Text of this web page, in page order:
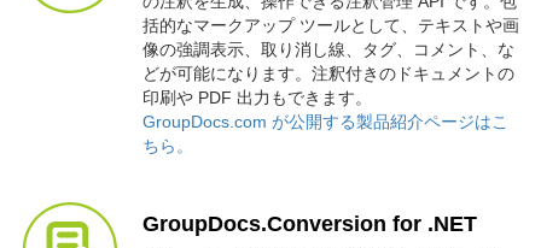
括的なマークアップ ツールとして、テキストや画
像の強調表示、取り消し線、タグ、コメント、な
どが可能になります。注釈付きのドキュメントの
印刷や PDF 出力もできます。
GroupDocs.com が公開する製品紹介ページはこ
ちら。
GroupDocs.Conversion for .NET